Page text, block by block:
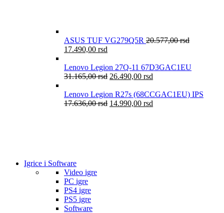
ASUS TUF VG279Q5R 20.577,00rsd
17.490,00 rsd
Lenovo Legion 27Q-11 67D3GAC1EU
31.165,00rsd 26.490,00 rsd
Lenovo Legion R27s (68CCGAC1EU) IPS
17.636,00rsd 14.990,00 rsd
Igrice i Software
Video igre
PC igre
PS4 igre
PS5 igre
Software